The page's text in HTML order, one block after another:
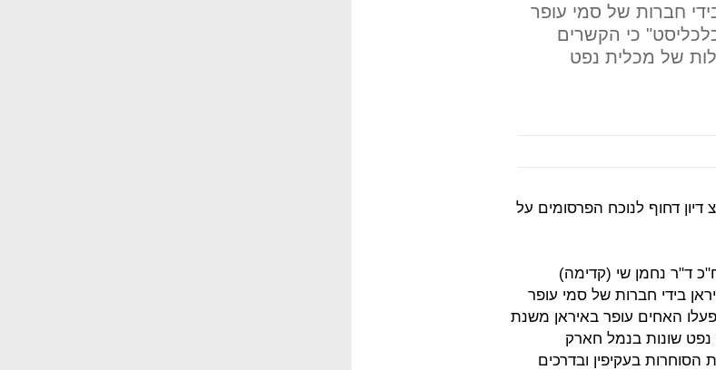
חברות של סמי עופר
כי הקשרים
של מכלית נפט
דחוף לנוכח הפרסומים על
ד"ר נחמן שי (קדימה)
בידי חברות של סמי עופר
האחים עופר באיראן משנת
ל-2010 עגנו לפחות 7 מיכליות נפט שונות בנמל חארק
כ-200 חברות ישראליות הסוחרות בעקיפין ובדרכים